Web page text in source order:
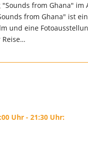
from Ghana" im
from Ghana" ist ein
und eine
Reise…
Uhr - 21:30 Uhr: